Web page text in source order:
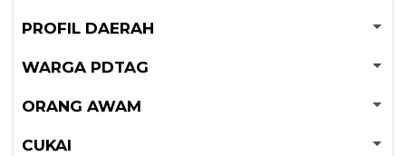
PROFIL DAERAH
WARGA PDTAG
ORANG AWAM
CUKAI